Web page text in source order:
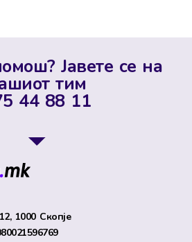
Јавете се на
тим
44 88 11
1000 Скопје